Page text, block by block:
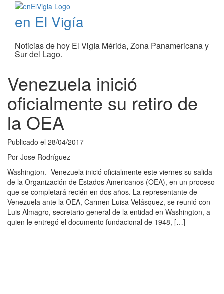
en El Vigía
Noticias de hoy El Vigía Mérida, Zona Panamericana y
Sur del Lago.
Venezuela inició
oficialmente su retiro de
la OEA
Publicado el 28/04/2017
Por Jose Rodríguez
Washington.- Venezuela inició oficialmente este viernes su salida
de la Organización de Estados Americanos (OEA), en un proceso
que se completará recién en dos años. La representante de
Venezuela ante la OEA, Carmen Luisa Velásquez, se reunió con
Luis Almagro, secretario general de la entidad en Washington, a
quien le entregó el documento fundacional de 1948, […]